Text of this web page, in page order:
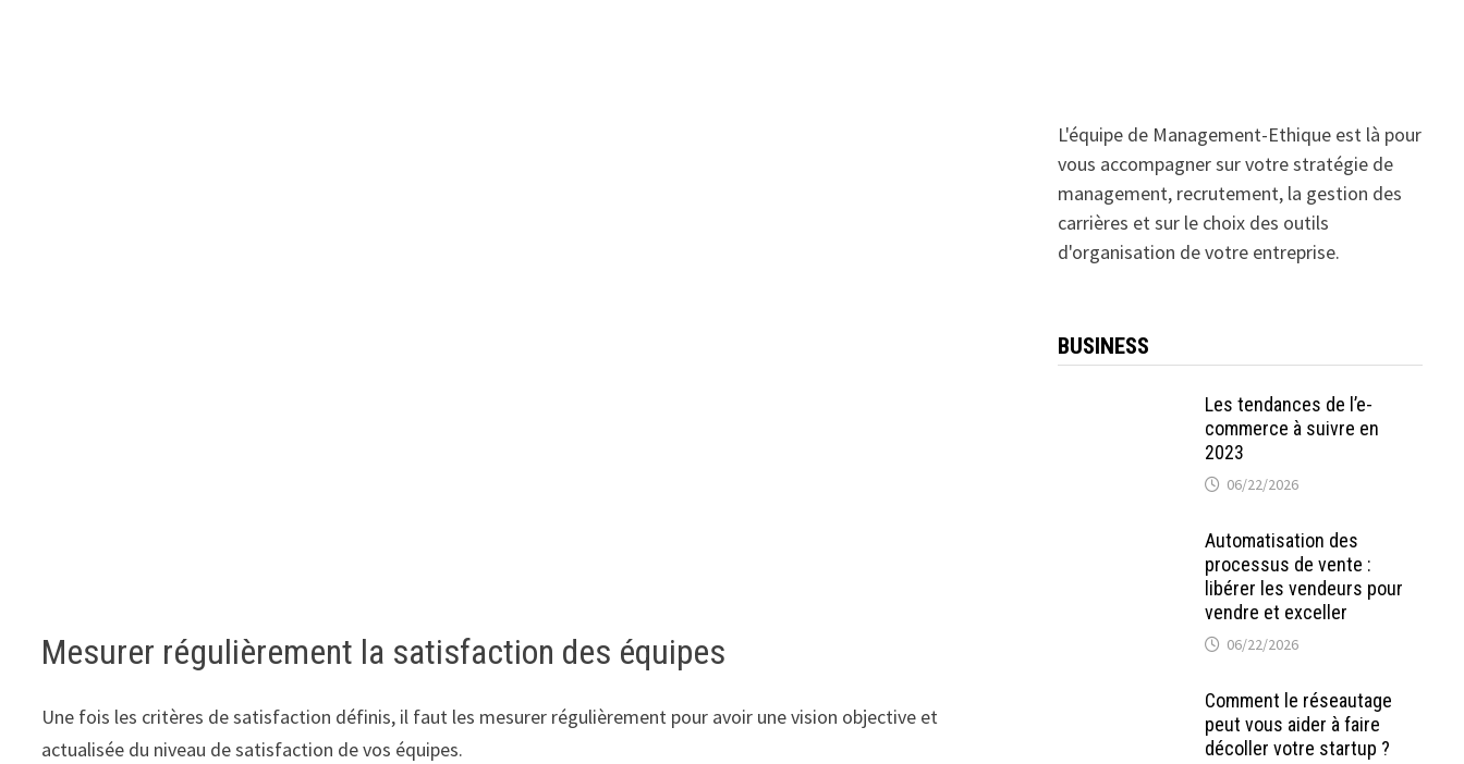
Mesurer régulièrement la satisfaction des équipes
Une fois les critères de satisfaction définis, il faut les mesurer régulièrement pour avoir une vision objective et
actualisée du niveau de satisfaction de vos équipes.
L'équipe de Management-Ethique est là pour
vous accompagner sur votre stratégie de
management, recrutement, la gestion des
carrières et sur le choix des outils
d'organisation de votre entreprise.
BUSINESS
Les tendances de l’e-
commerce à suivre en
2023
06/22/2026
Automatisation des
processus de vente :
libérer les vendeurs pour
vendre et exceller
06/22/2026
Comment le réseautage
peut vous aider à faire
décoller votre startup ?